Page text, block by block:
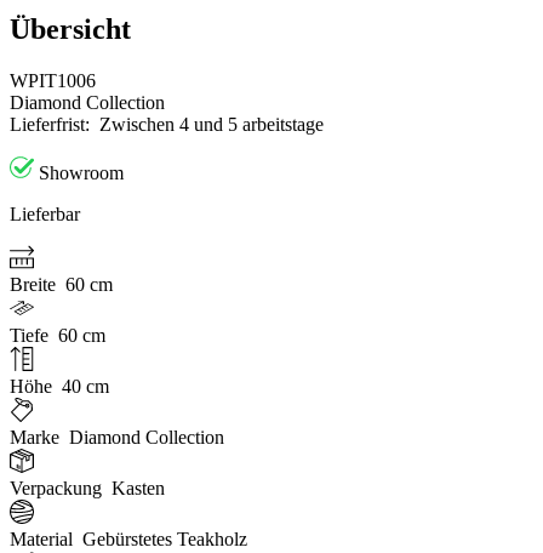
Übersicht
WPIT1006
Diamond Collection
Lieferfrist: Zwischen 4 und 5 arbeitstage
Showroom
Lieferbar
Breite 60 cm
Tiefe 60 cm
Höhe 40 cm
Marke Diamond Collection
Verpackung Kasten
Material Gebürstetes Teakholz